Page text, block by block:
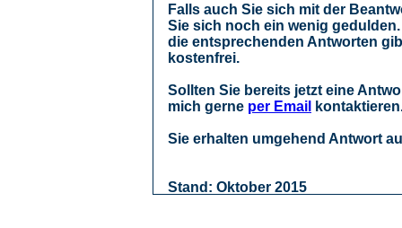
Falls auch Sie sich mit der
Sie sich noch ein wenig
die entsprechenden Antworten
kostenfrei.
Sollten Sie bereits jetzt eine
mich gerne per Email
Sie erhalten umgehend Antwort
Stand: Oktober 2015